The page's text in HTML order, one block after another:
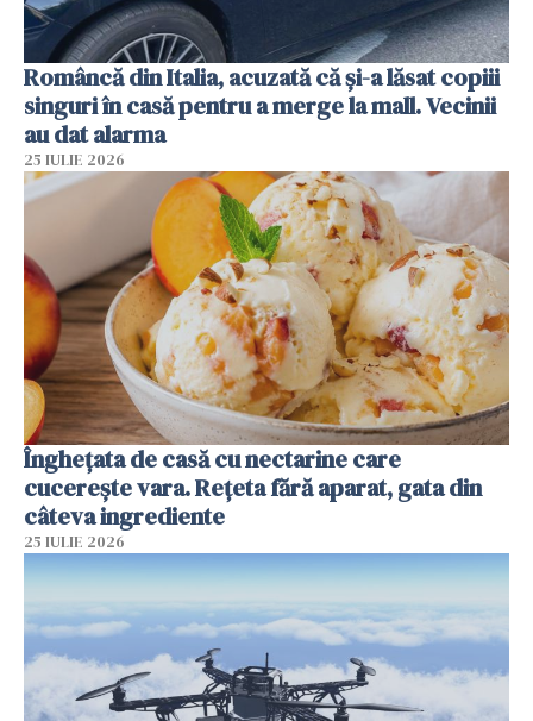
Româncă din Italia, acuzată că și-a lăsat copiii
singuri în casă pentru a merge la mall. Vecinii
au dat alarma
25 IULIE 2026
Înghețata de casă cu nectarine care
cucerește vara. Rețeta fără aparat, gata din
câteva ingrediente
25 IULIE 2026